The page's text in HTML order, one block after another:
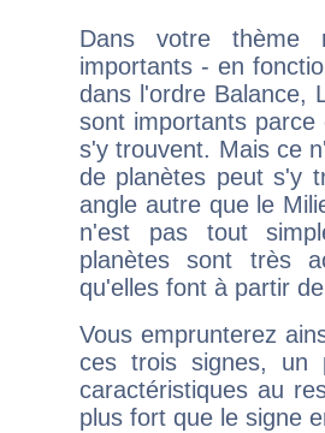
Dans votre thème
importants - en
dans l'ordre Balance,
sont importants parce
s'y trouvent. Mais ce
de planètes peut s'y
angle autre que le
n'est pas tout
planètes sont très
qu'elles font à partir
Vous emprunterez
ces trois signes, un
caractéristiques au
plus fort que le signe